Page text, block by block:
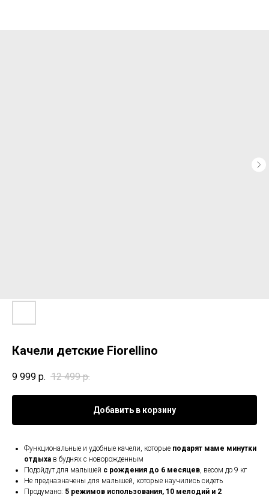
Качели детские Fiorellino
9 999 р. 12 499 р.
Добавить в корзину
Функциональные и удобные качели, которые подарят маме минутки
отдыха в буднях с новорожденным
Подойдут для малышей с рождения до 6 месяцев, весом до 9 кг
Не предназначены для малышей, которые научились сидеть
Продумано: 5 режимов использования, 10 мелодий и 2